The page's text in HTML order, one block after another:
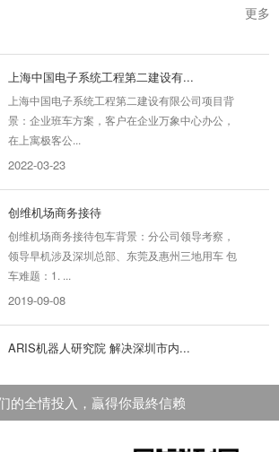
更多
上海中国电子系统工程第二建设有...
上海中国电子系统工程第二建设有限公司项目背
景：企业班车方案，客户在企业万象中心办公，
在上寓极客公...
2022-03-23
创维机场商务接待
创维机场商务接待包车背景：分公司领导考察，
领导早机涉及深圳总部、东莞及惠州三地用车 包
车难题：1. ...
2019-09-08
ARIS机器人研究院 解决深圳市内...
问题 项目背景：ARIS是深圳市内知名度非常高
的机器人研究中心...
的全情投入，贏得你最終信赖